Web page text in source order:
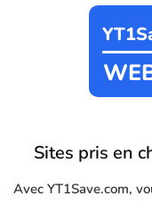
Sites pris en
Avec YT1Save.com,